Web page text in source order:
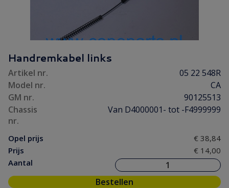
Handremkabel links
Artikel nr.
05 22 548R
Model nr.
CA
GM nr.
90125513
Chassis
nr.
Van D4000001- tot -F4999999
Opel prijs
€ 38,84
Prijs
€ 14,00
Aantal
Bestellen